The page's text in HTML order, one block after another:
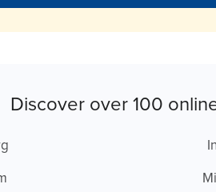
Discover over 100